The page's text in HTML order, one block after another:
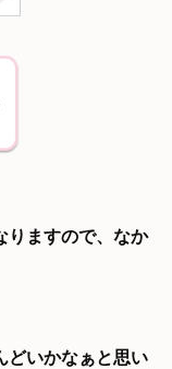
りますので、なか
どいかなぁと思い